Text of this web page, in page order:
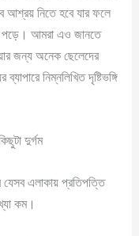
আশ্রয় নিতে হবে যার ফলে
পড়ে। আমরা এও জানতে
জন্য অনেক ছেলেদের
নিম্নলিখিত দৃষ্টিভঙ্গি
দুর্গম
এলাকায় প্রতিপত্তি
কম।